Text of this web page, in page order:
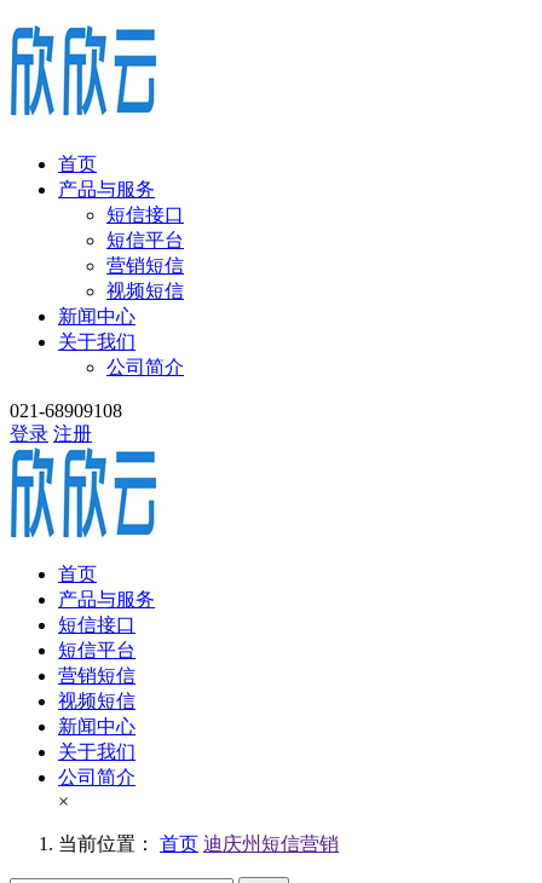
首页
产品与服务
短信接口
短信平台
营销短信
视频短信
新闻中心
关于我们
公司简介
021-68909108
登录 注册
首页
产品与服务
短信接口
短信平台
营销短信
视频短信
新闻中心
关于我们
公司简介
×
当前位置： 首页 迪庆州短信营销